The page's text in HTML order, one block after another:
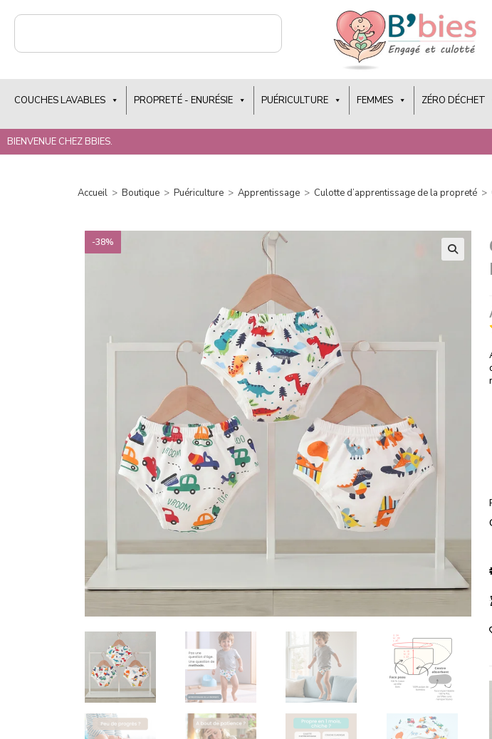
COUCHES LAVABLES PROPRETÉ - ENURÉSIE PUÉRICULTURE FEMMES ZÉRO DÉCHET
BIENVENUE CHEZ BBIES.
Accueil > Boutique > Puériculture > Apprentissage > Culotte d’apprentissage de la propreté >
-38%